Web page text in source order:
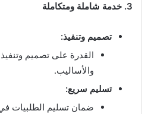
3. خدمة شاملة ومتكاملة
تصميم وتنفيذ:
القدرة على تصميم
والأساليب.
تسليم سريع:
ضمان تسليم الطلبيات